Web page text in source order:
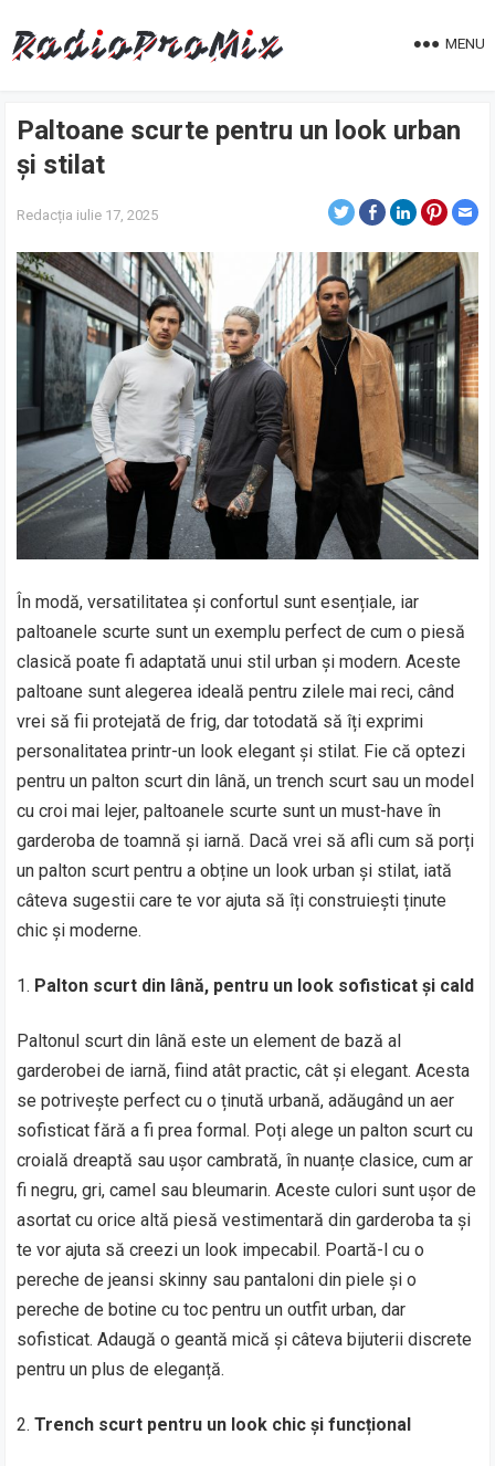
MENU
Paltoane scurte pentru un look urban
și stilat
Redacția iulie 17, 2025
În modă, versatilitatea și confortul sunt esențiale, iar
paltoanele scurte sunt un exemplu perfect de cum o piesă
clasică poate fi adaptată unui stil urban și modern. Aceste
paltoane sunt alegerea ideală pentru zilele mai reci, când
vrei să fii protejată de frig, dar totodată să îți exprimi
personalitatea printr-un look elegant și stilat. Fie că optezi
pentru un palton scurt din lână, un trench scurt sau un model
cu croi mai lejer, paltoanele scurte sunt un must-have în
garderoba de toamnă și iarnă. Dacă vrei să afli cum să porți
un palton scurt pentru a obține un look urban și stilat, iată
câteva sugestii care te vor ajuta să îți construiești ținute
chic și moderne.
Palton scurt din lână, pentru un look sofisticat și cald
Paltonul scurt din lână este un element de bază al
garderobei de iarnă, fiind atât practic, cât și elegant. Acesta
se potrivește perfect cu o ținută urbană, adăugând un aer
sofisticat fără a fi prea formal. Poți alege un palton scurt cu
croială dreaptă sau ușor cambrată, în nuanțe clasice, cum ar
fi negru, gri, camel sau bleumarin. Aceste culori sunt ușor de
asortat cu orice altă piesă vestimentară din garderoba ta și
te vor ajuta să creezi un look impecabil. Poartă-l cu o
pereche de jeansi skinny sau pantaloni din piele și o
pereche de botine cu toc pentru un outfit urban, dar
sofisticat. Adaugă o geantă mică și câteva bijuterii discrete
pentru un plus de eleganță.
Trench scurt pentru un look chic și funcțional